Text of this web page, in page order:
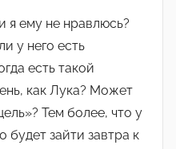
я ему не нравлюсь?
у него есть
есть такой
как Лука? Может
Тем более, что у
будет зайти завтра к